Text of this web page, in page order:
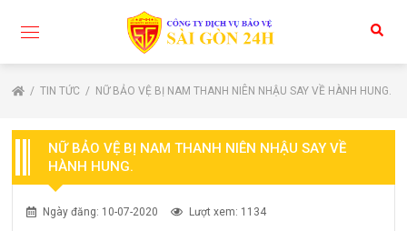
TIN TỨC NỮ BẢO VỆ BỊ NAM THANH NIÊN NHẬU SAY VỀ HÀNH HUNG.
NỮ BẢO VỆ BỊ NAM THANH NIÊN NHẬU SAY VỀ
HÀNH HUNG.
Ngày đăng: 10-07-2020 Lượt xem: 1134